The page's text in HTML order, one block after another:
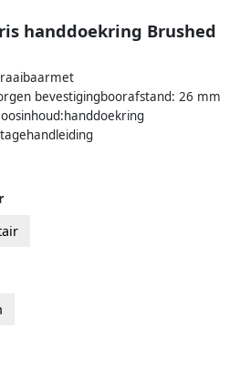
handdoekring Brushed
bevestigingboorafstand: 26 mm